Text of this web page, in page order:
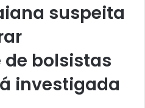
suspeita
bolsistas
investigada